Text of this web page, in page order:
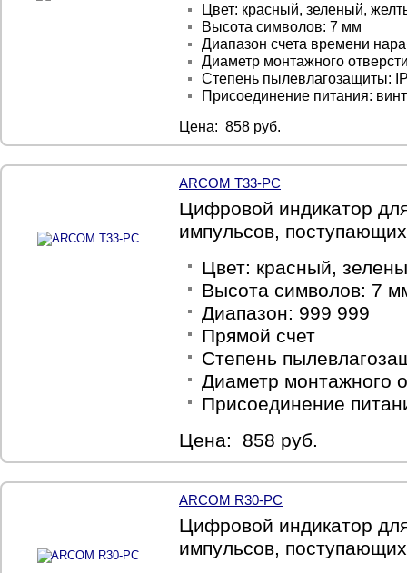
Цвет: красный, зеленый,
Высота символов: 7 мм
Диапазон счета времени
Диаметр монтажного
Степень пылевлагозащиты:
Присоединение питания:
Цена: 858 руб.
ARCOM T33-PC
Цифровой индикатор
импульсов,
Цвет: красный,
Высота символов: 7
Диапазон: 999 999
Прямой счет
Степень
Диаметр монтажного
Присоединение
Цена: 858 руб.
ARCOM R30-PC
Цифровой индикатор
импульсов,